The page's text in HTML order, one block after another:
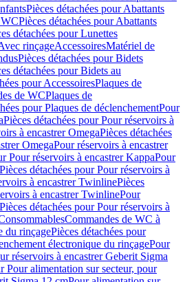
Pièces détachées pour Abattants
Pièces détachées pour Abattants
détachées pour Lunettes
rinçageAccessoiresMatériel de
Pièces détachées pour Bidets
détachées pour Bidets au
pour AccessoiresPlaques de
de WCPlaques de
pour Plaques de déclenchementPour
Pièces détachées pour Pour réservoirs à
à encastrer OmegaPièces détachées
OmegaPour réservoirs à encastrer
Pour réservoirs à encastrer KappaPour
Pièces détachées pour Pour réservoirs à
à encastrer TwinlinePièces
à encastrer TwinlinePour
Pièces détachées pour Pour réservoirs à
Commandes de WC à
du rinçagePièces détachées pour
électronique du rinçagePour
réservoirs à encastrer Geberit Sigma
Pour alimentation sur secteur, pour